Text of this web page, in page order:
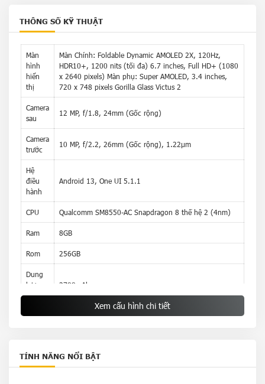
TÍNH NĂNG NỔI BẬT
THÔNG SỐ KỸ THUẬT
Màn
hình
hiển
thị
Màn Chính: Foldable Dynamic AMOLED 2X, 120Hz,
HDR10+, 1200 nits (tối đa) 6.7 inches, Full HD+ (1080
x 2640 pixels) Màn phụ: Super AMOLED, 3.4 inches,
720 x 748 pixels Gorilla Glass Victus 2
Camera
sau
12 MP, f/1.8, 24mm (Gốc rộng)
Camera
trước
10 MP, f/2.2, 26mm (Gốc rộng), 1.22µm
Hệ
điều
hành
Android 13, One UI 5.1.1
CPU Qualcomm SM8550-AC Snapdragon 8 thế hệ 2 (4nm)
Ram 8GB
Rom 256GB
Dung
lượng
pin
3700mAh
Xem cấu hình chi tiết